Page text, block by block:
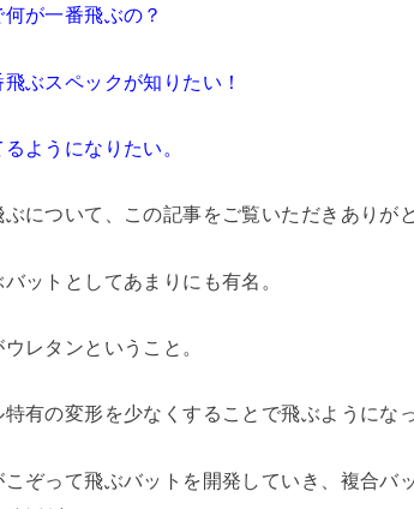
が一番飛ぶの？
ぶスペックが知りたい！
ようになりたい。
について、この記事をご覧いただきありが
ットとしてあまりにも有名。
レタンということ。
有の変形を少なくすることで飛ぶようになっ
ぞって飛ぶバットを開発していき、複合バ